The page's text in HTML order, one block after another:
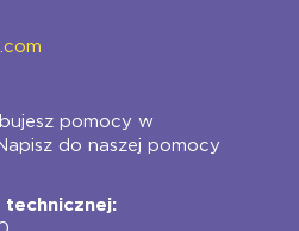
pomocy w
do naszej pomocy
technicznej: